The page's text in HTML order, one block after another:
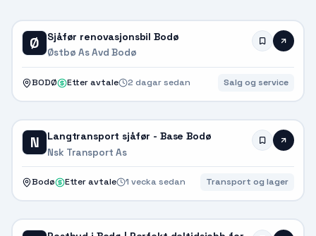
Ø Sjåfør renovasjonsbil Bodø
Østbø As Avd Bodø
BODØ Etter avtale 2 dagar sedan Salg og service
N Langtransport sjåfør - Base Bodø
Nsk Transport As
Bodø Etter avtale 1 vecka sedan Transport og lager